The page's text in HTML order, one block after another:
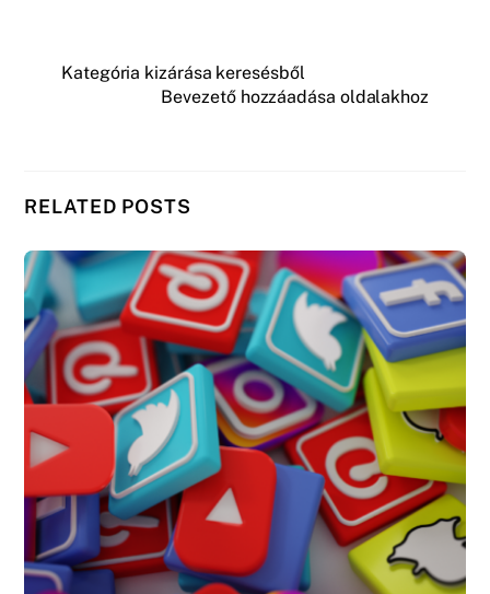
Kategória kizárása keresésből
Bevezető hozzáadása oldalakhoz
RELATED POSTS